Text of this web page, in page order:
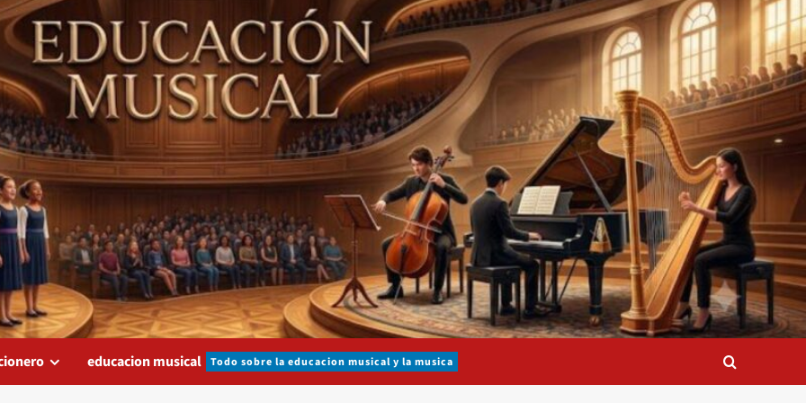
educacion musical Todo sobre la educacion musical y la musica